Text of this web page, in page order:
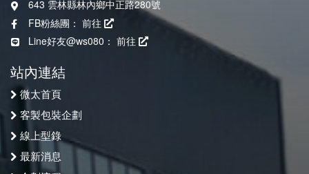
643 雲林縣林內鄉中正路280號
FB粉絲團： 前往
Line好友@ws080： 前往
站內連結
微太首頁
客製包裝企劃
線上型錄
最新消息